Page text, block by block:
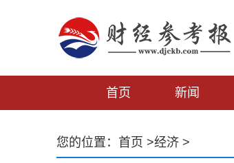
首页 新闻
您的位置： 首页 >经济 >